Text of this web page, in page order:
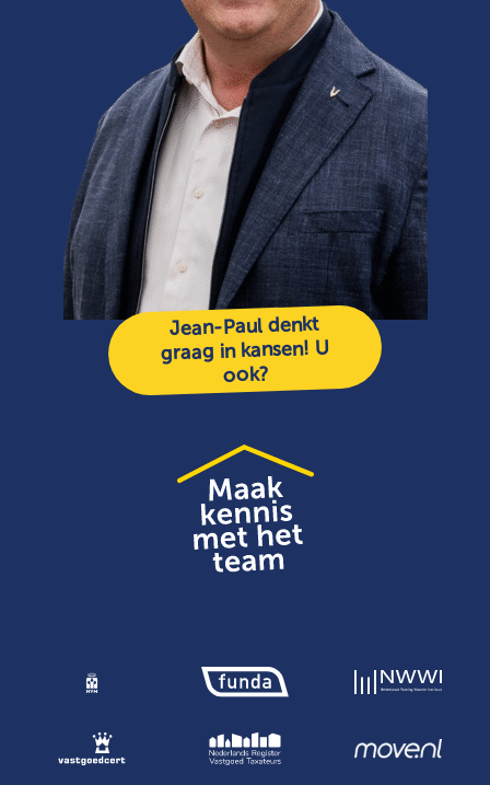
Jean-Paul denkt
graag in kansen! U
ook?